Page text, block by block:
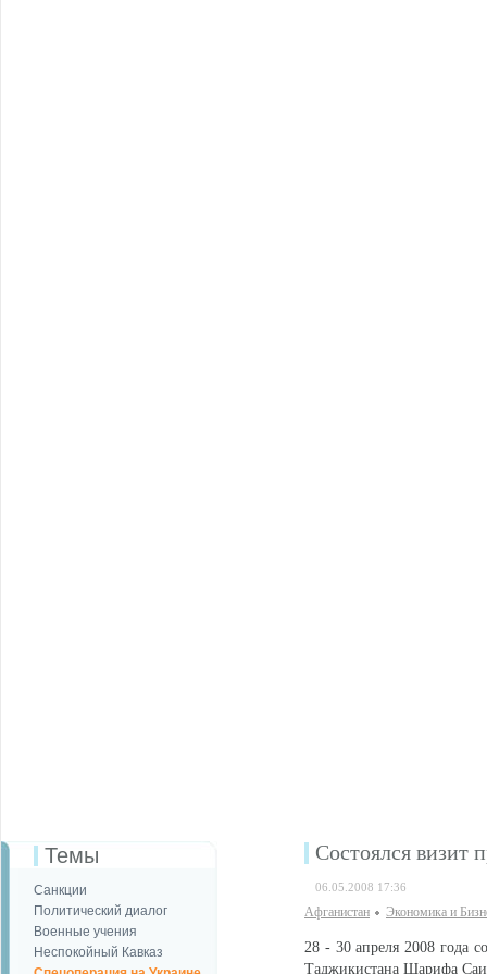
Темы
Санкции
Политический диалог
Военные учения
Неспокойный Кавказ
Состоялся визит
06.05.2008 17:36
Афганистан Экономика и
28 - 30 апреля 2008 года
Таджикистана Шарифа